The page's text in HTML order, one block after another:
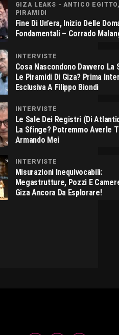
GIZA LEAKS - ANTICO
PIRAMIDI
Fine Di Un’era, Inizio Delle
Fondamentali – Corrado
INTERVISTE
Cosa Nascondono Davvero La
Le Piramidi Di Giza? Prima
Esclusiva A Filippo Biondi
INTERVISTE
Le Sale Dei Registri (di
La Sfinge? Potremmo Averle
Armando Mei
INTERVISTE
Misurazioni Inequivocabili:
Megastrutture, Pozzi E
Giza Ancora Da Esplorare!